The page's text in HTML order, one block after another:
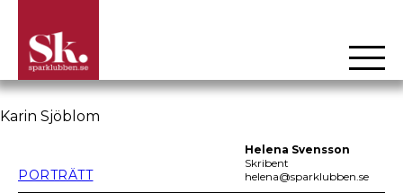
Hoppa
till
Karin Sjöblom
PORTRÄTT
Helena Svensson
Skribent
helena@sparklubben.se